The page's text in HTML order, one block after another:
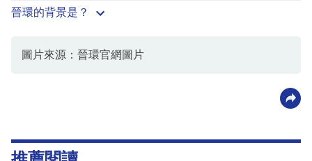
晉環的背景是？
圖片來源：晉環官網圖片